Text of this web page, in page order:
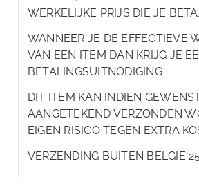
WERKELIJKE PRIJS DIE JE
WANNEER JE DE EFFECTIEVE
VAN EEN ITEM DAN KRIJG JE
BETALINGSUITNODIGING
DIT ITEM KAN INDIEN
AANGETEKEND VERZONDEN
EIGEN RISICO TEGEN EXTRA
VERZENDING BUITEN BELGIE